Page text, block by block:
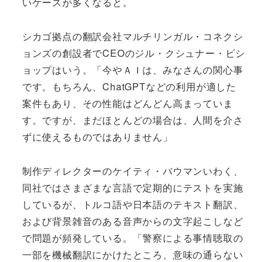
シカゴ拠点の翻訳会社マルチリンガル・コネクシ
ョンズの創設者でCEOのジル・クシュナー・ビシ
ョップはいう。「今やＡＩは、みなさんの関心事
です。もちろん、ChatGPTなどの利用が適した
案件もあり、その性能はどんどん高まっていま
す。ですが、まだほとんどの場合は、人間を介さ
ずに使えるものではありません」
制作ディレクターのケイティ・バウマンいわく、
同社ではさまざまな言語で定期的にテストを実施
しているが、トルコ語や日本語のテキスト翻訳、
および背景雑音のある音声からの文字起こしなど
で問題が頻発している。「警察による事情聴取の
一部を機械翻訳にかけたところ、意味の通らない